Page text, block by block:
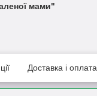
мами"
Доставка і оплата